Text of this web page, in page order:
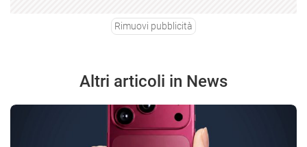
Rimuovi pubblicità
Altri articoli in News